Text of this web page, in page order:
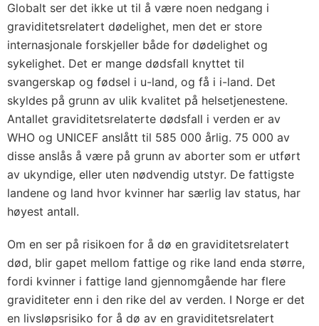
Globalt ser det ikke ut til å være noen nedgang i
graviditetsrelatert dødelighet, men det er store
internasjonale forskjeller både for dødelighet og
sykelighet. Det er mange dødsfall knyttet til
svangerskap og fødsel i u-land, og få i i-land. Det
skyldes på grunn av ulik kvalitet på helsetjenestene.
Antallet graviditetsrelaterte dødsfall i verden er av
WHO og UNICEF anslått til 585 000 årlig. 75 000 av
disse anslås å være på grunn av aborter som er utført
av ukyndige, eller uten nødvendig utstyr. De fattigste
landene og land hvor kvinner har særlig lav status, har
høyest antall.
Om en ser på risikoen for å dø en graviditetsrelatert
død, blir gapet mellom fattige og rike land enda større,
fordi kvinner i fattige land gjennomgående har flere
graviditeter enn i den rike del av verden. I Norge er det
en livsløpsrisiko for å dø av en graviditetsrelatert